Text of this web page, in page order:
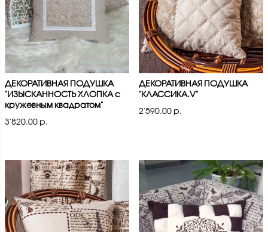
ДЕКОРАТИВНАЯ ПОДУШКА
"ИЗЫСКАННОСТЬ ХЛОПКА с
кружевным квадратом"
3'820.00 р.
ДЕКОРАТИВНАЯ ПОДУШКА
"КЛАССИКА.V"
2'590.00 р.